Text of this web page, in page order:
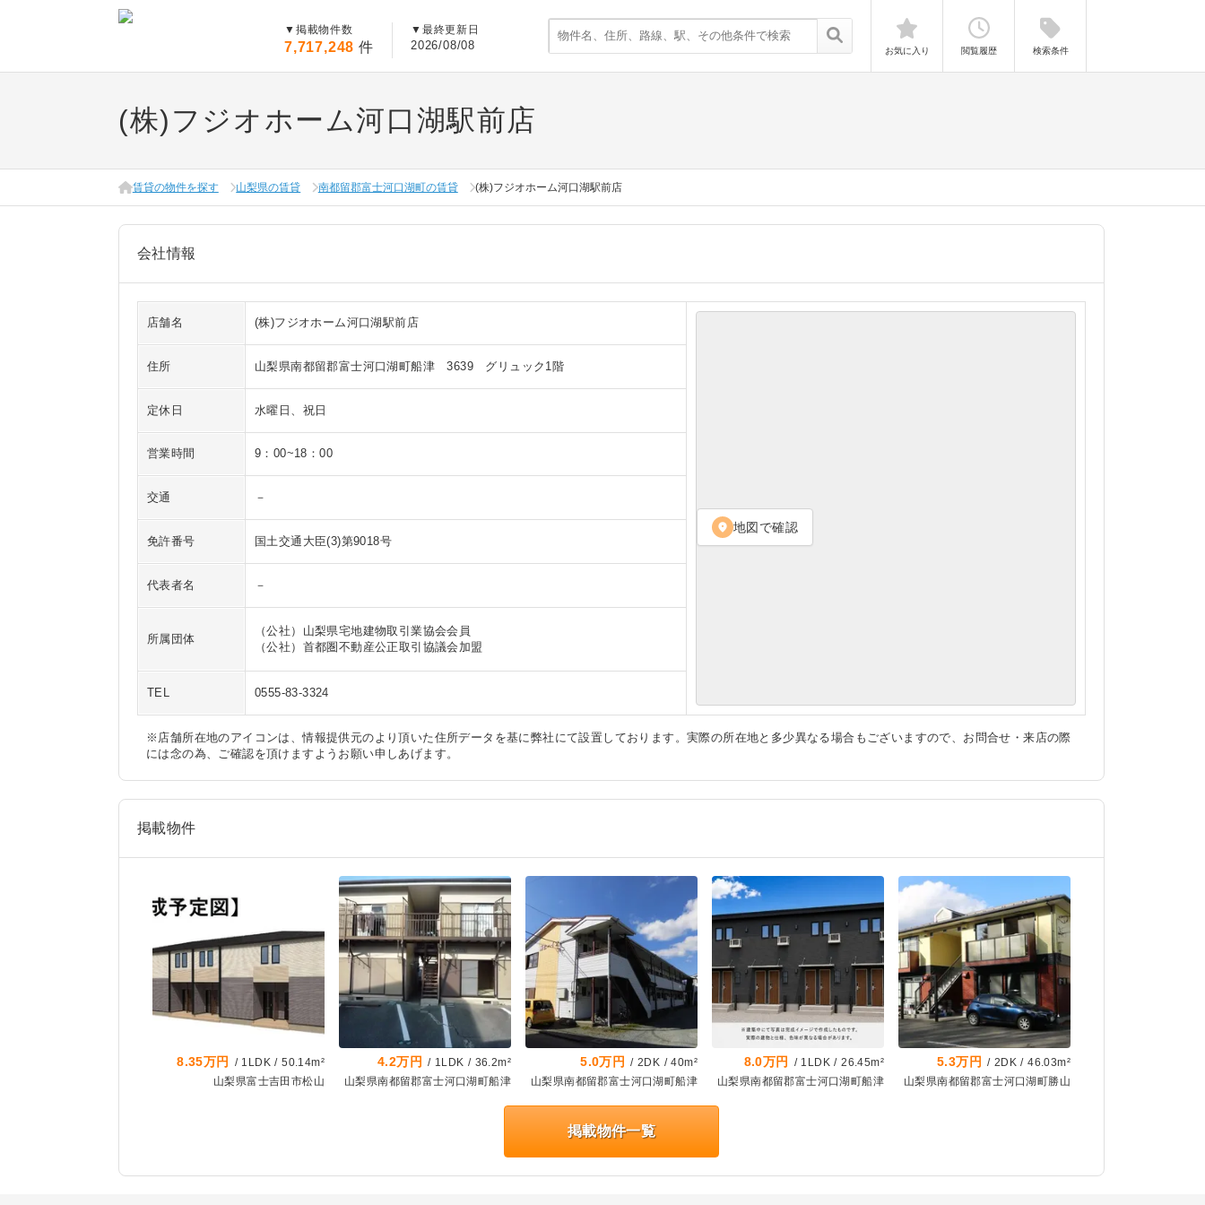
▼ 掲載物件数
7,717,248 件
▼ 最終更新日
2026/08/08 お気に入り 閲覧履歴 検索条件
(株)フジオホーム河口湖駅前店
賃貸の物件を探す 山梨県の賃貸 南都留郡富士河口湖町の賃貸 (株)フジオホーム河口湖駅前店
会社情報
店舗名 (株)フジオホーム河口湖駅前店
location_on 地図で確認
住所 山梨県南都留郡富士河口湖町船津 3639 グリュック1階
定休日 水曜日、祝日
営業時間 9：00~18：00
交通 －
免許番号 国土交通大臣(3)第9018号
代表者名 －
所属団体
（公社）山梨県宅地建物取引業協会会員
（公社）首都圏不動産公正取引協議会加盟
TEL 0555-83-3324
※店舗所在地のアイコンは、情報提供元のより頂いた住所データを基に弊社にて設置しております。実際の所在地と多少異なる場合もございますので、お問合せ・来店の際
には念の為、ご確認を頂けますようお願い申しあげます。
掲載物件
8.35万円 / 1LDK /50.14m²
山梨県富士吉田市松山
4.2万円 / 1LDK / 36.2m²
山梨県南都留郡富士河口湖町船津
5.0万円 / 2DK /40m²
山梨県南都留郡富士河口湖町船津
8.0万円 / 1LDK /26.45m²
山梨県南都留郡富士河口湖町船津
5.3万円 / 2DK /46.03m²
山梨県南都留郡富士河口湖町勝山
掲載物件一覧